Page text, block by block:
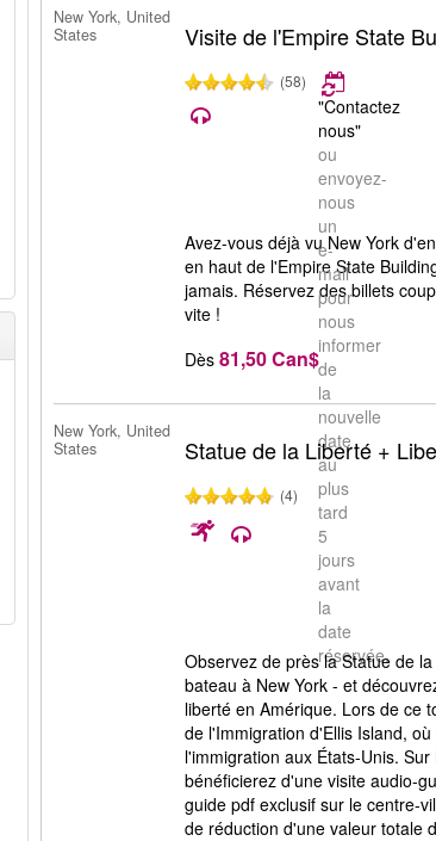
New York, United
States
Visite de l'Empire State
(58)
"Contactez
nous"
ou
envoyez-
nous
un
e-
mail
pour
nous
informer
de
la
nouvelle
date
au
plus
tard
5
jours
avant
la
date
réservée.
Avez-vous déjà vu New York
en haut de l'Empire State
jamais. Réservez des billets
vite !
Dès 81,50 Can$
New York, United
States
Statue de la Liberté +
(4)
Observez de près la Statue de
bateau à New York - et
liberté en Amérique. Lors de ce
de l'Immigration d'Ellis Island,
l'immigration aux États-Unis.
bénéficierez d'une visite audio-
guide pdf exclusif sur le centre-
de réduction d'une valeur totale